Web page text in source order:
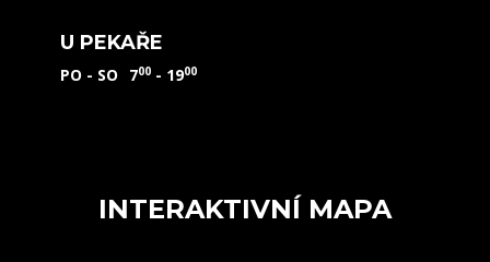
U PEKAŘE
PO - SO 700 - 1900
INTERAKTIVNÍ MAPA